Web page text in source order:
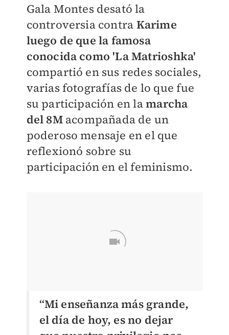
Gala Montes desató la
controversia contra Karime
luego de que la famosa
conocida como 'La Matrioshka'
compartió en sus redes sociales,
varias fotografías de lo que fue
su participación en lamarcha
del 8Macompañada de un
poderoso mensaje en el que
reflexionó sobre su
participación en el feminismo.
“Mi enseñanza más grande,
el día de hoy, es no dejar